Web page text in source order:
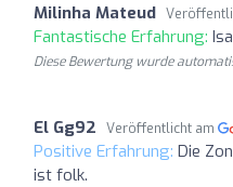
Milinha Mateud
Fantastische Erfahrung:
Diese Bewertung wurde
El Gg92 Veröffentlicht am
Positive Erfahrung: Die
ist folk.